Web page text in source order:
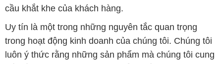
cầu khắt khe của khách hàng.
Uy tín là một trong những nguyên tắc quan trọng
trong hoạt động kinh doanh của chúng tôi. Chúng tôi
luôn ý thức rằng những sản phẩm mà chúng tôi cung